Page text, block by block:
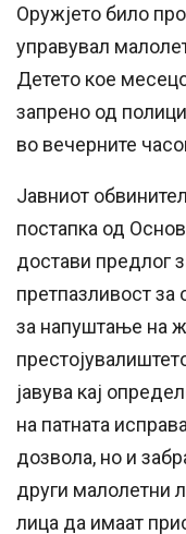
Оружјето било
управувал
Детето кое
запрено од
во вечерните
Јавниот
постапка од
достави предлог
претпазливост за
за напуштање на
јавува кај
на патната
дозвола, но и
други малолетни
лица да имаат